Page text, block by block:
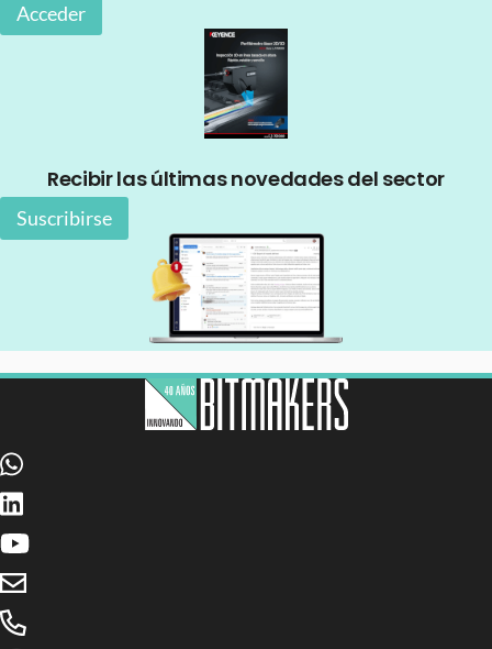
Acceder
Recibir las últimas novedades del sector
Suscribirse